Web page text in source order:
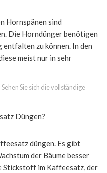
Hornspänen sind
Die Horndünger benötigen
entfalten zu können. In den
meist nur in sehr
Sehen Sie sich die vollständige
Düngen?
düngen. Es gibt
der Bäume besser
Stickstoff im Kaffeesatz, der